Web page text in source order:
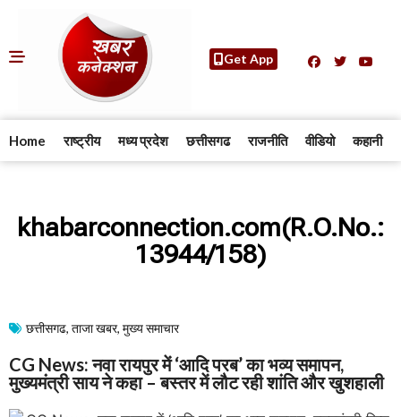
Get App
Home राष्ट्रीय मध्य प्रदेश छत्तीसगढ राजनीति वीडियो कहानी
khabarconnection.com(R.O.No.:
13944/158)
छत्तीसगढ, ताजा खबर, मुख्य समाचार​
CG News: नवा रायपुर में ‘आदि परब’ का भव्य समापन,
मुख्यमंत्री साय ने कहा – बस्तर में लौट रही शांति और खुशहाली